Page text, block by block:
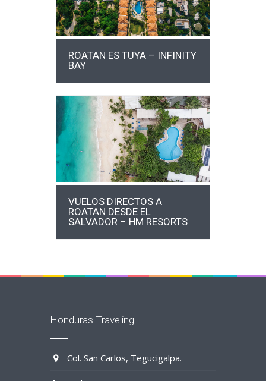
ROATAN ES TUYA – INFINITY
BAY
MÁS INFO
VUELOS DIRECTOS A
ROATAN DESDE EL
SALVADOR – HM RESORTS
Honduras Traveling
Col. San Carlos, Tegucigalpa.